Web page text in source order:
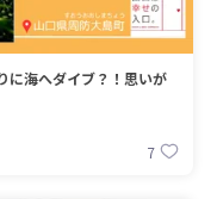
に海へダイブ？！思いが
7